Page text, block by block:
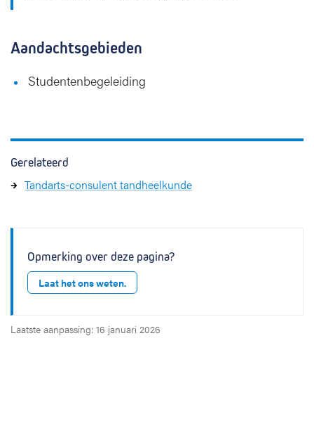
Aandachtsgebieden
Studentenbegeleiding
Gerelateerd
Tandarts-consulent tandheelkunde
Opmerking over deze pagina?
Laat het ons weten.
Laatste aanpassing: 16 januari 2026